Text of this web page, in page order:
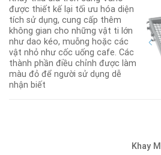
được thiết kế lại tối ưu hóa diện
tích sử dụng, cung cấp thêm
không gian cho những vật ti lớn
như dao kéo, muỗng hoặc các
vật nhỏ như cốc uống cafe. Các
thành phần điều chỉnh được làm
màu đỏ để người sử dụng dễ
nhận biết
Khay